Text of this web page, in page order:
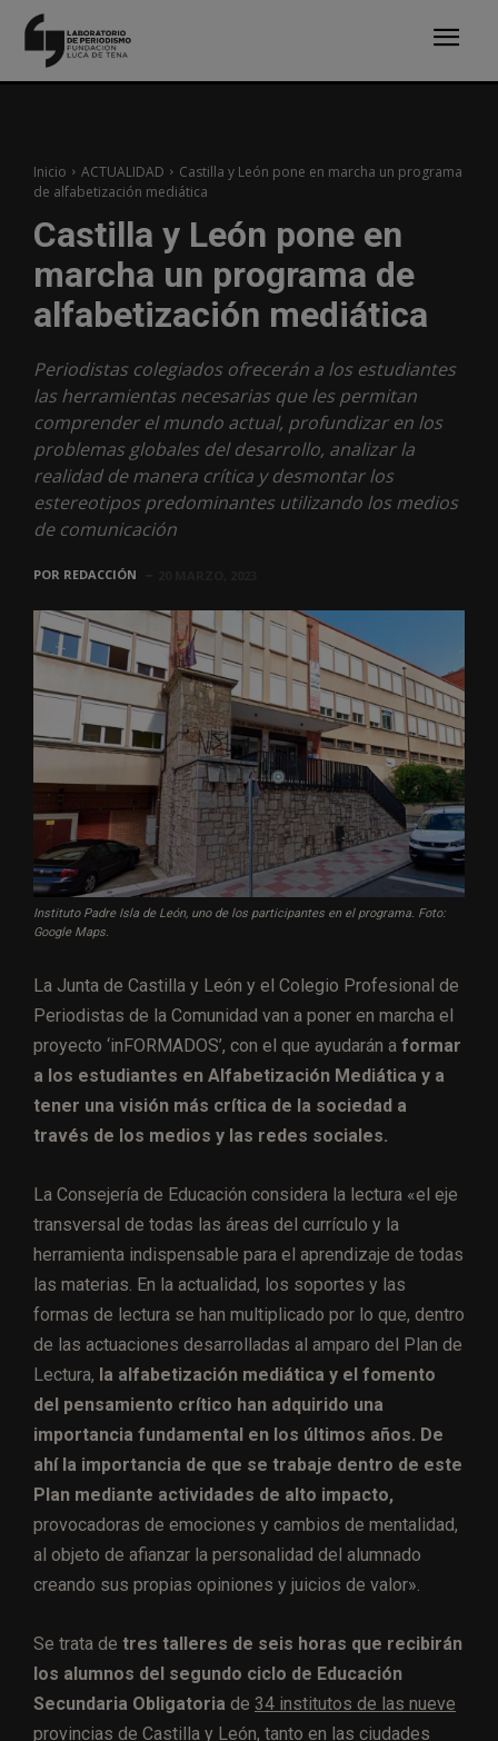
Inicio ACTUALIDAD
Castilla y León pone en marcha un programa
de alfabetización mediática
Castilla y León pone en
marcha un programa de
alfabetización mediática
Periodistas colegiados ofrecerán a los estudiantes
las herramientas necesarias que les permitan
comprender el mundo actual, profundizar en los
problemas globales del desarrollo, analizar la
realidad de manera crítica y desmontar los
estereotipos predominantes utilizando los medios
de comunicación
POR REDACCIÓN
Instituto Padre Isla de León, uno de los participantes en el programa. Foto:
Google Maps.
La Junta de Castilla y León y el Colegio Profesional de
Periodistas de la Comunidad van a poner en marcha el
proyecto ‘inFORMADOS’, con el que ayudarán a formar
a los estudiantes en Alfabetización Mediática y a
tener una visión más crítica de la sociedad a
través de los medios y las redes sociales.
La Consejería de Educación considera la lectura «el eje
transversal de todas las áreas del currículo y la
herramienta indispensable para el aprendizaje de todas
las materias. En la actualidad, los soportes y las
formas de lectura se han multiplicado por lo que, dentro
de las actuaciones desarrolladas al amparo del Plan de
Lectura, la alfabetización mediática y el fomento
del pensamiento crítico han adquirido una
importancia fundamental en los últimos años. De
ahí la importancia de que se trabaje dentro de este
Plan mediante actividades de alto impacto,
provocadoras de emociones y cambios de mentalidad,
al objeto de afianzar la personalidad del alumnado
creando sus propias opiniones y juicios de valor».
Se trata de tres talleres de seis horas que recibirán
los alumnos del segundo ciclo de Educación
Secundaria Obligatoria de 34 institutos de las nueve
provincias de Castilla y León, tanto en las ciudades